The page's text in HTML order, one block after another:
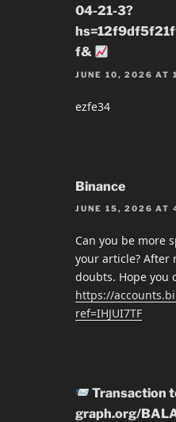
04-21-3?
f&
JUNE 10, 2026 AT
ezfe34
Binance
JUNE 15, 2026 AT
Can you be more
your article? After
doubts. Hope you
https://
ref=IHJUI7TF
Transaction
graph.org/